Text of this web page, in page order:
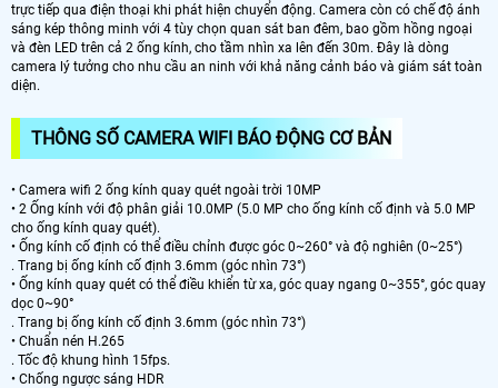
trực tiếp qua điện thoại khi phát hiện chuyển động. Camera còn có chế độ ánh
sáng kép thông minh với 4 tùy chọn quan sát ban đêm, bao gồm hồng ngoại
và đèn LED trên cả 2 ống kính, cho tầm nhìn xa lên đến 30m. Đây là dòng
camera lý tưởng cho nhu cầu an ninh với khả năng cảnh báo và giám sát toàn
diện.
THÔNG SỐ CAMERA WIFI BÁO ĐỘNG CƠ BẢN
• Camera wifi 2 ống kính quay quét ngoài trời 10MP
• 2 Ống kính với độ phân giải 10.0MP (5.0 MP cho ống kính cố định và 5.0 MP
cho ống kính quay quét).
• Ống kính cố định có thể điều chỉnh được góc 0~260° và độ nghiên (0~25°)
. Trang bị ống kính cố định 3.6mm (góc nhìn 73°)
• Ống kính quay quét có thể điều khiển từ xa, góc quay ngang 0~355°, góc quay
dọc 0~90°
. Trang bị ống kính cố định 3.6mm (góc nhìn 73°)
• Chuẩn nén H.265
. Tốc độ khung hình 15fps.
• Chống ngược sáng HDR